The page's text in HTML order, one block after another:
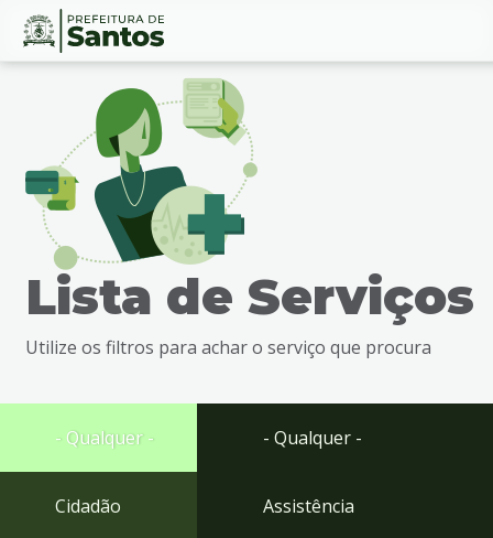
Ir
busca
Ir
rodapé
Conteúdo
Lista de Serviços
Utilize os filtros para achar o serviço que procura
- Qualquer -
Cidadão
- Qualquer -
Assistência